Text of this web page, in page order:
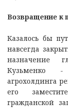
Возвращение к
Казалось бы
навсегда
назначение
Кузьменко -
агрохолдинга
его
гражданской